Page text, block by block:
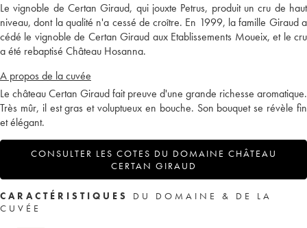
Le vignoble de Certan Giraud, qui jouxte Petrus, produit un cru de haut
niveau, dont la qualité n'a cessé de croître. En 1999, la famille Giraud a
cédé le vignoble de Certan Giraud aux Etablissements Moueix, et le cru
a été rebaptisé Château Hosanna.
A propos de la cuvée
Le château Certan Giraud fait preuve d'une grande richesse aromatique.
Très mûr, il est gras et voluptueux en bouche. Son bouquet se révèle fin
et élégant.
CONSULTER LES COTES DU DOMAINE CHÂTEAU
CERTAN GIRAUD
CARACTÉRISTIQUES
DU DOMAINE & DE LA
CUVÉE